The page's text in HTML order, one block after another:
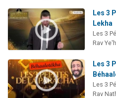
Les 3
Lekha
Les 3
Rav
Les 3
Les 3
Rav